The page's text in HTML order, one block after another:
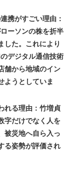
携がすごい理由：
ーソンの株を折半
した。これにより
デジタル通信技術
舗から地域のイン
ようとしていま
れる理由：竹増貞
字だけでなく人を
被災地へ自ら入っ
る姿勢が評価され